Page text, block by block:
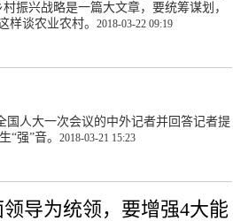
振兴战略是一篇大文章，要统筹谋划，
样谈农业农村。 2018-03-22 09:19
国人大一次会议的中外记者并回答记者提
“强”音。 2018-03-21 15:23
导为统领，要增强4大能